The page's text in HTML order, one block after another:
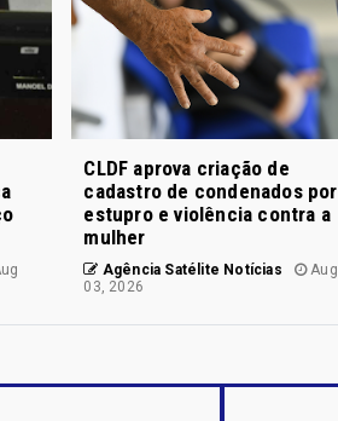
CLDF aprova criação de
cadastro de condenados por
estupro e violência contra a
mulher
Agência Satélite Notícias
Aug
03, 2026